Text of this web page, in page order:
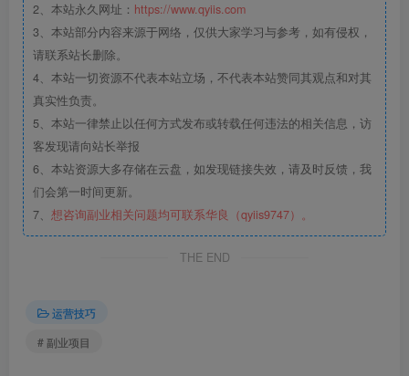
2、本站永久网址： https://www.qyiis.com
3、本站部分内容来源于网络，仅供大家学习与参考，如有侵权，
请联系站长删除。
4、本站一切资源不代表本站立场，不代表本站赞同其观点和对其
真实性负责。
5、本站一律禁止以任何方式发布或转载任何违法的相关信息，访
客发现请向站长举报
6、本站资源大多存储在云盘，如发现链接失效，请及时反馈，我
们会第一时间更新。
7、 想咨询副业相关问题均可联系华良（qyiis9747）。
THE END
运营技巧
# 副业项目